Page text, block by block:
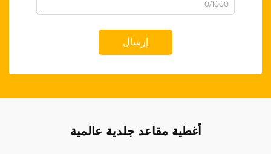
0/1000
إرسال
أغطية مقاعد جلدية عالمية